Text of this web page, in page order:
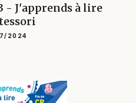
- J'apprends à lire
2024